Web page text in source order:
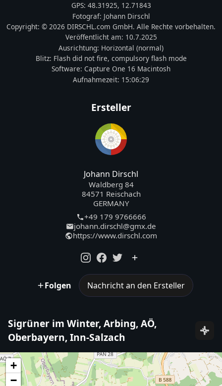
GPS: 48.31925, 12.71843
Fotograf: Johann Dirschl
Copyright: © 2026 DIRSCHL.com GmbH. Alle Rechte vorbehalten.
Veröffentlicht am: 10.7.2025
Ausrichtung: Horizontal (normal)
Blitz: Flash did not fire, compulsory flash mode
Software: Capture One 16 Macintosh
Aufnahmezeit: 15:06:29
Ersteller
Johann Dirschl
Waldberg 84
84571 Reischach
GERMANY
+49 179 9766666
johann.dirschl@gmx.de
https://www.dirschl.com
Folgen Nachricht an den Ersteller
Sigrüner im Winter, Arbing, AÖ,
Oberbayern, Inn-Salzach
+
−